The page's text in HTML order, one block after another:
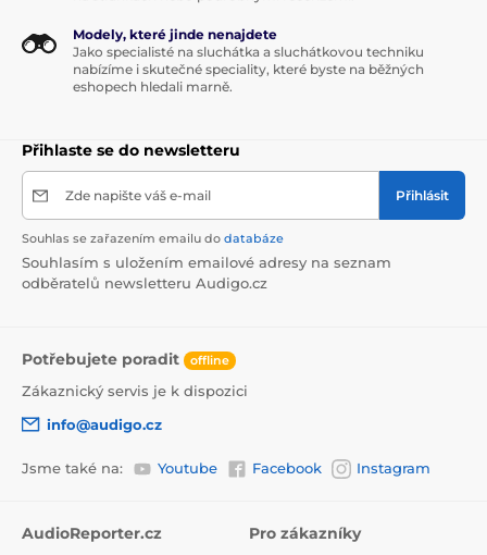
Modely, které jinde nenajdete
Jako specialisté na sluchátka a sluchátkovou techniku
nabízíme i skutečné speciality, které byste na běžných
eshopech hledali marně.
Přihlaste se do newsletteru
Zde napište váš e-mail Přihlásit
Souhlas se zařazením emailu do databáze
Souhlasím s uložením emailové adresy na seznam
odběratelů newsletteru Audigo.cz
Potřebujete poradit offline
Zákaznický servis je k dispozici
info@audigo.cz
Jsme také na: Youtube Facebook Instagram
AudioReporter.cz Pro zákazníky